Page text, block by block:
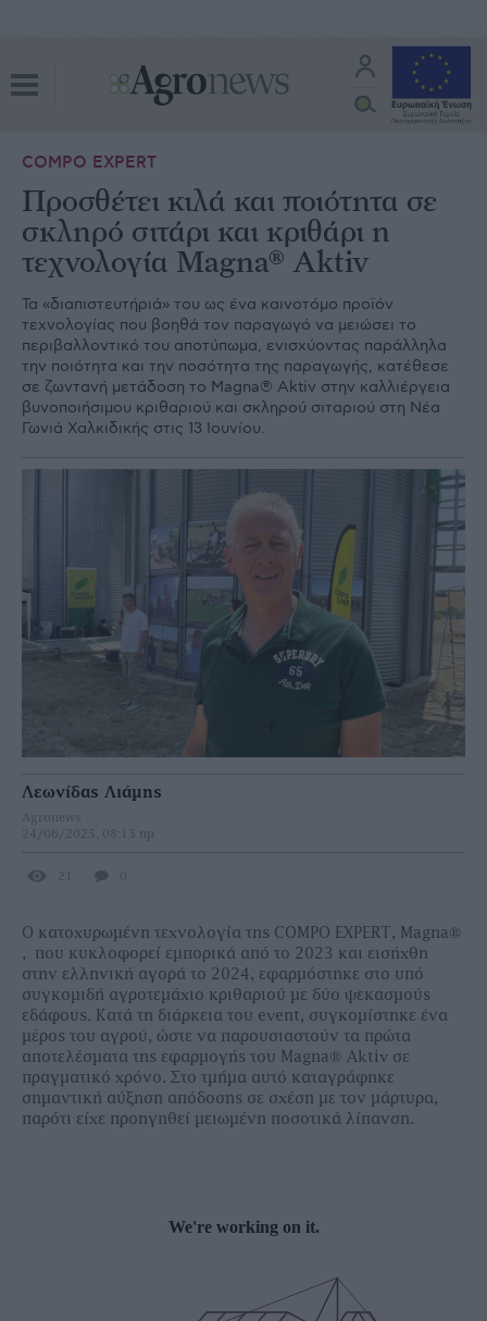
COMPO EXPERT
Προσθέτει κιλά και ποιότητα σε
σκληρό σιτάρι και κριθάρι η
τεχνολογία Magna® Aktiv
Τα «διαπιστευτήριά» του ως ένα καινοτόµο προϊόν
τεχνολογίας που βοηθά τον παραγωγό να µειώσει το
περιβαλλοντικό του αποτύπωµα, ενισχύοντας παράλληλα
την ποιότητα και την ποσότητα της παραγωγής, κατέθεσε
σε ζωντανή µετάδοση το Magna® Aktiv στην καλλιέργεια
βυνοποιήσιµου κριθαριού και σκληρού σιταριού στη Νέα
Γωνιά Χαλκιδικής στις 13 Ιουνίου.
Λεωνίδας Λιάμης
Agronews
24/06/2025, 08:13 πμ
21 0
Ο κατοχυρωµένη τεχνολογία της COMPO EXPERT, Magna®
, που κυκλοφορεί εµπορικά από το 2023 και εισήχθη
στην ελληνική αγορά το 2024, εφαρµόστηκε στο υπό
συγκοµιδή αγροτεµάχιο κριθαριού µε δύο ψεκασµούς
εδάφους. Κατά τη διάρκεια του event, συγκοµίστηκε ένα
µέρος του αγρού, ώστε να παρουσιαστούν τα πρώτα
αποτελέσµατα της εφαρµογής του Magna® Aktiv σε
πραγµατικό χρόνο. Στο τµήµα αυτό καταγράφηκε
σηµαντική αύξηση απόδοσης σε σχέση µε τον µάρτυρα,
παρότι είχε προηγηθεί µειωµένη ποσοτικά λίπανση.